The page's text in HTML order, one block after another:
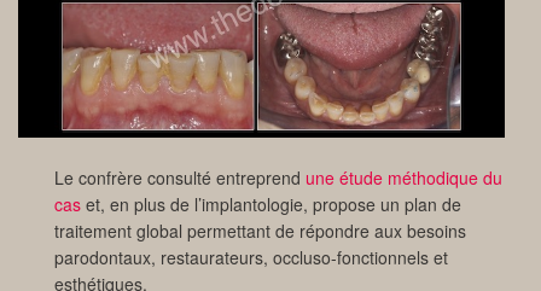
Le confrère consulté entreprend une étude méthodique du
cas et, en plus de l’implantologie, propose un plan de
traitement global permettant de répondre aux besoins
parodontaux, restaurateurs, occluso-fonctionnels et
esthétiques.